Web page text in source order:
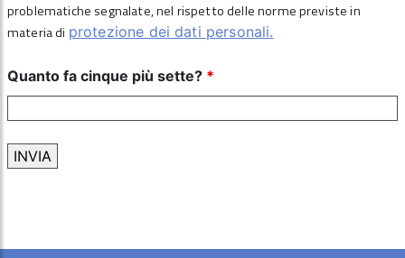
problematiche segnalate, nel rispetto delle norme previste in
materia di protezione dei dati personali.
Quanto fa cinque più sette? *